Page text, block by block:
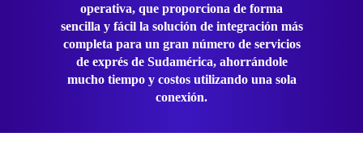
operativa, que proporciona de forma
sencilla y fácil la solución de integración más
completa para un gran número de servicios
de exprés de Sudamérica, ahorrándole
mucho tiempo y costos utilizando una sola
conexión.